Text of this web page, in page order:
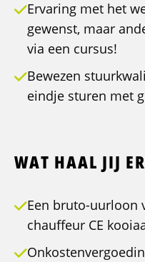
Ervaring met het
gewenst, maar
via een cursus!
Bewezen
eindje sturen met
WAT HAAL JIJ
Een bruto-uurloon
chauffeur CE